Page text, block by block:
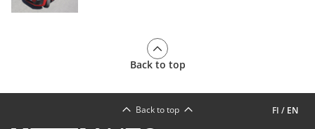
Back to top
FI / EN
Back to top